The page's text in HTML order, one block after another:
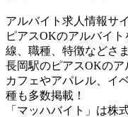
アルバイト求人情報サ
ピアスOKのアルバイ
線、職種、特徴などさ
長岡駅のピアスOKのア
カフェやアパレル、イ
種も多数掲載！
「マッハバイト」は株